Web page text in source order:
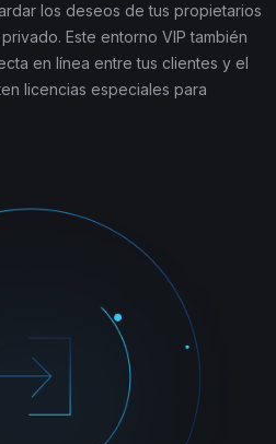
los deseos de tus propietarios
Este entorno VIP también
en línea entre tus clientes y el
licencias especiales para